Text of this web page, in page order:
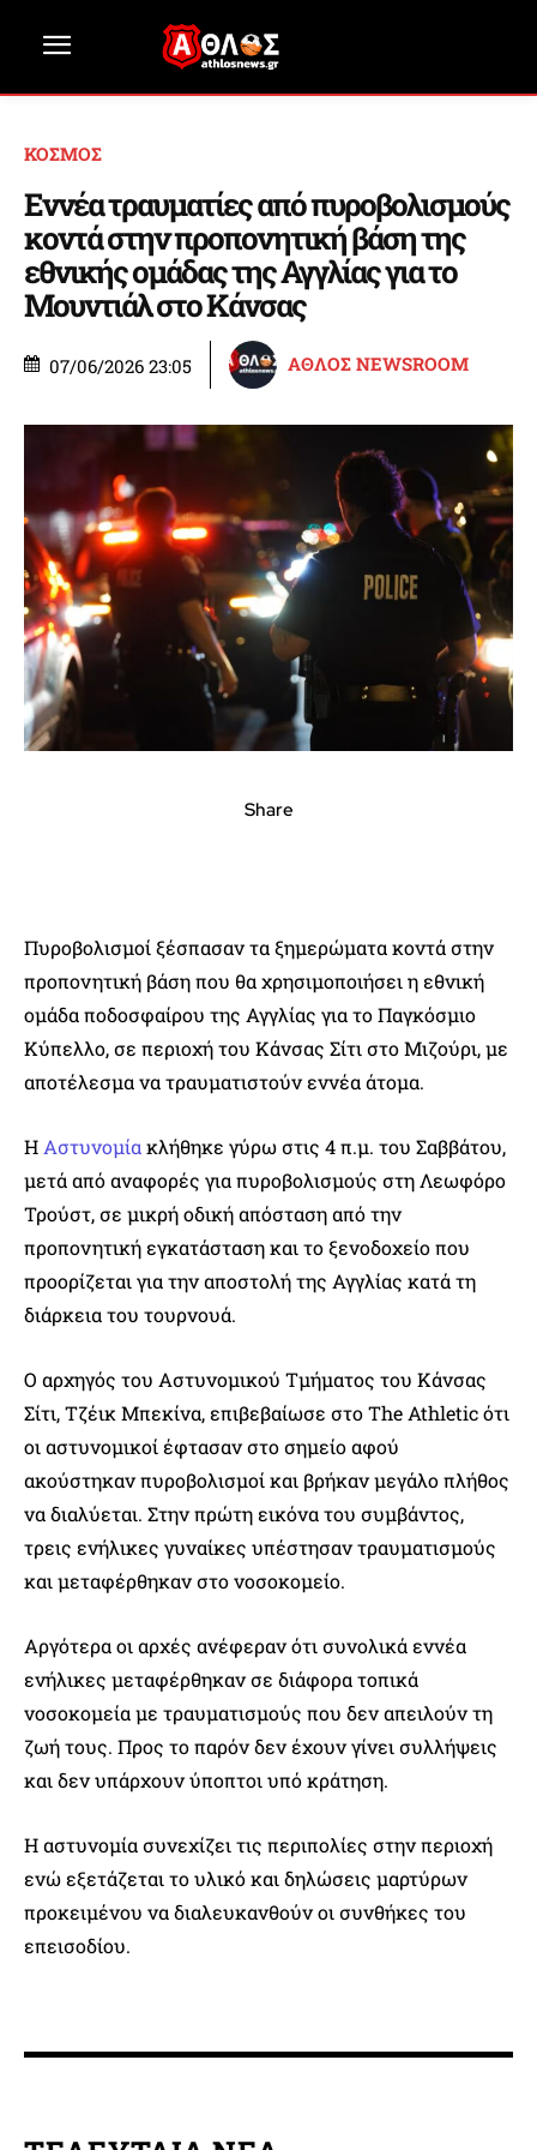
ΚΟΣΜΟΣ
Εννέα τραυματίες από πυροβολισμούς
κοντά στην προπονητική βάση της
εθνικής ομάδας της Αγγλίας για το
Μουντιάλ στο Κάνσας
07/06/2026 23:05 ΑΘΛΟΣ NEWSROOM
Share
Πυροβολισμοί ξέσπασαν τα ξημερώματα κοντά στην
προπονητική βάση που θα χρησιμοποιήσει η εθνική
ομάδα ποδοσφαίρου της Αγγλίας για το Παγκόσμιο
Κύπελλο, σε περιοχή του Κάνσας Σίτι στο Μιζούρι, με
αποτέλεσμα να τραυματιστούν εννέα άτομα.
Η Αστυνομίακλήθηκε γύρω στις 4 π.μ. του Σαββάτου,
μετά από αναφορές για πυροβολισμούς στη Λεωφόρο
Τρούστ, σε μικρή οδική απόσταση από την
προπονητική εγκατάσταση και το ξενοδοχείο που
προορίζεται για την αποστολή της Αγγλίας κατά τη
διάρκεια του τουρνουά.
Ο αρχηγός του Αστυνομικού Τμήματος του Κάνσας
Σίτι, Τζέικ Μπεκίνα, επιβεβαίωσε στο The Athletic ότι
οι αστυνομικοί έφτασαν στο σημείο αφού
ακούστηκαν πυροβολισμοί και βρήκαν μεγάλο πλήθος
να διαλύεται. Στην πρώτη εικόνα του συμβάντος,
τρεις ενήλικες γυναίκες υπέστησαν τραυματισμούς
και μεταφέρθηκαν στο νοσοκομείο.
Αργότερα οι αρχές ανέφεραν ότι συνολικά εννέα
ενήλικες μεταφέρθηκαν σε διάφορα τοπικά
νοσοκομεία με τραυματισμούς που δεν απειλούν τη
ζωή τους. Προς το παρόν δεν έχουν γίνει συλλήψεις
και δεν υπάρχουν ύποπτοι υπό κράτηση.
Η αστυνομία συνεχίζει τις περιπολίες στην περιοχή
ενώ εξετάζεται το υλικό και δηλώσεις μαρτύρων
προκειμένου να διαλευκανθούν οι συνθήκες του
επεισοδίου.